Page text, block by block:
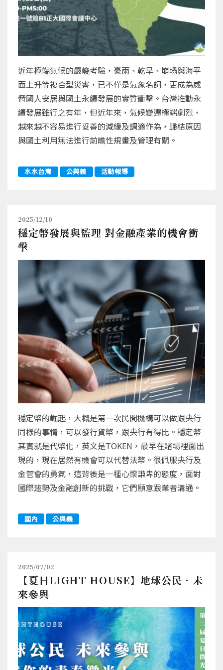
近年極端氣候的嚴峻考驗，豪雨、乾旱、崩塌與海平
面上升等複合型災害，已不僅是氣象名詞，更成為威
脅國人安居與國土永續發展的實質衝擊。台灣推動永
續發展雖行之有年，但近年來，氣候變遷極端劇烈，
越來越不容易進行妥善的減緩及調適作為，歸結原因
與國土利用無法進行前瞻性規畫及管理有關。
水水台灣 公與義 活動報導
2025/12/10
穩定幣發展與監理 對金融產業的機會衝
擊
穩定幣的崛起，大概是第一次民間機構可以做跟央行
同樣的事情，可以發行貨幣，跟央行有得比。穩定幣
其實就是代幣化，英文是TOKEN，最早在賭場裡面出
現的，現在居然有機會可以代替法幣。很佩服央行及
金管會的勇氣，這背後是一種心懷謙卑的態度，面對
國際趨勢及金融創新的挑戰，它們願意跟業者溝通。
國內 公與義
2025/07/02
【夏日LIGHT HOUSE】地球公民．未
來參與